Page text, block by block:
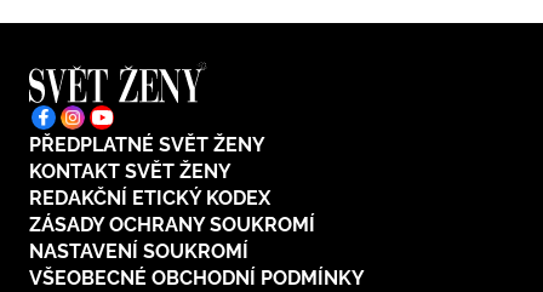
PŘEDPLATNÉ SVĚT ŽENY
KONTAKT SVĚT ŽENY
REDAKČNÍ ETICKÝ KODEX
ZÁSADY OCHRANY SOUKROMÍ
NASTAVENÍ SOUKROMÍ
VŠEOBECNÉ OBCHODNÍ PODMÍNKY